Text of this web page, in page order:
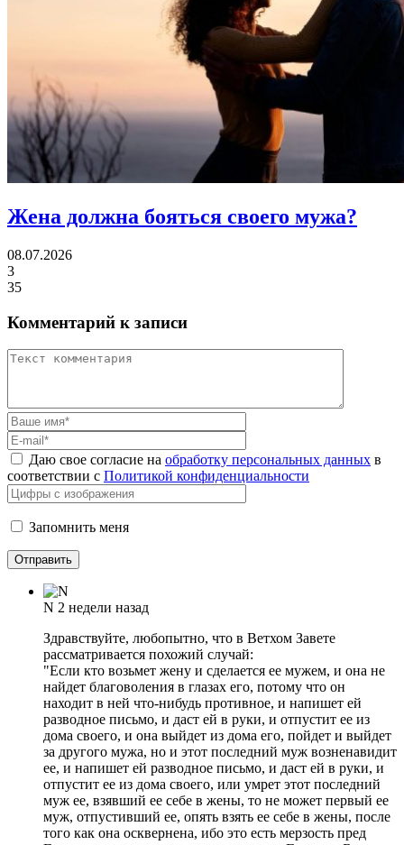
Жена должна бояться своего мужа?
08.07.2026
3
35
Комментарий к записи
Даю свое согласие на обработку персональных данных в
соответствии с Политикой конфиденциальности
Запомнить меня
N 2 недели назад
Здравствуйте, любопытно, что в Ветхом Завете
рассматривается похожий случай:
"Если кто возьмет жену и сделается ее мужем, и она не
найдет благоволения в глазах его, потому что он
находит в ней что-нибудь противное, и напишет ей
разводное письмо, и даст ей в руки, и отпустит ее из
дома своего, и она выйдет из дома его, пойдет и выйдет
за другого мужа, но и этот последний муж возненавидит
ее, и напишет ей разводное письмо, и даст ей в руки, и
отпустит ее из дома своего, или умрет этот последний
муж ее, взявший ее себе в жены, то не может первый ее
муж, отпустивший ее, опять взять ее себе в жены, после
того как она осквернена, ибо это есть мерзость пред